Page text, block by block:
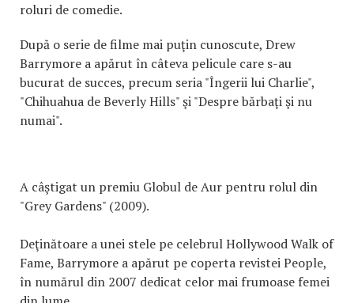
roluri de comedie.
După o serie de filme mai puţin cunoscute, Drew
Barrymore a apărut în câteva pelicule care s-au
bucurat de succes, precum seria "Îngerii lui Charlie",
"Chihuahua de Beverly Hills" şi "Despre bărbaţi şi nu
numai".
A câştigat un premiu Globul de Aur pentru rolul din
"Grey Gardens" (2009).
Deţinătoare a unei stele pe celebrul Hollywood Walk of
Fame, Barrymore a apărut pe coperta revistei People,
în numărul din 2007 dedicat celor mai frumoase femei